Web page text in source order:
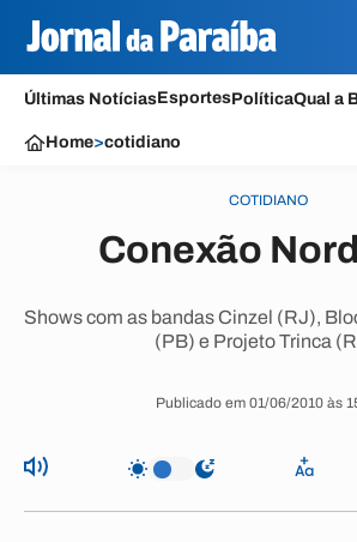
Últimas NotíciasEsportesPolíticaQual a
Home>cotidiano
COTIDIANO
Conexão
Shows com as bandas Cinzel (RJ),
(PB) e Projeto Trinca
Publicado em 01/06/2010 às